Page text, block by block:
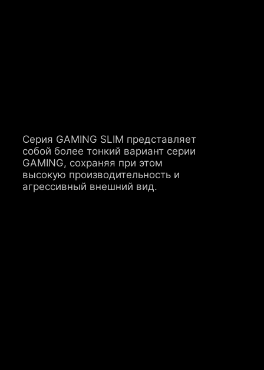
Серия GAMING SLIM представляет
собой более тонкий вариант серии
GAMING, сохраняя при этом
высокую производительность и
агрессивный внешний вид.